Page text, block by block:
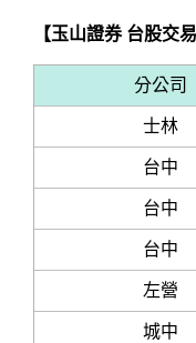
【玉山證券 台股交
分公司
士林
台中
台中
台中
左營
城中